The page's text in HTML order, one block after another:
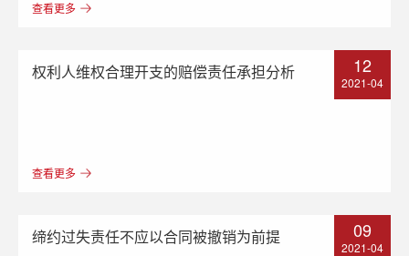
查看更多
权利人维权合理开支的赔偿责任承担分析
查看更多
12
2021-04
缔约过失责任不应以合同被撤销为前提 09
2021-04